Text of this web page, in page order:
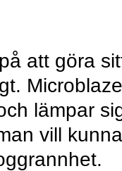
att göra
Microblaze
lämpar
vill kunna